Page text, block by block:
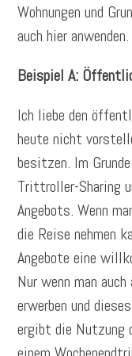
Wohnungen und
auch hier anwenden.
Beispiel A:
Ich liebe den
heute nicht
besitzen. Im
Trittroller-Sharing
Angebots. Wenn
die Reise nehmen
Angebote eine
Nur wenn man
erwerben und
ergibt die Nutzung